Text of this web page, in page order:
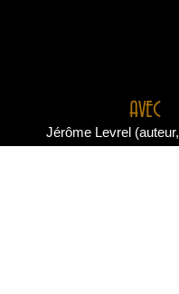
AVEC
Jérôme Levrel (auteur,